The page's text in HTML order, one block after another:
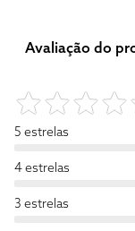
Avaliação do
5 estrelas
4 estrelas
3 estrelas